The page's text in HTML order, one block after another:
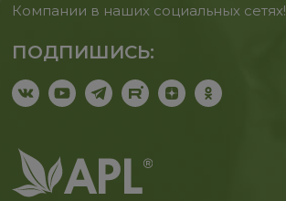
Компании в наших социальных сетях!
ПОДПИШИСЬ: